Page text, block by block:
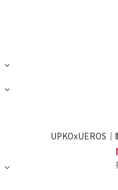
UPKOxUEROS